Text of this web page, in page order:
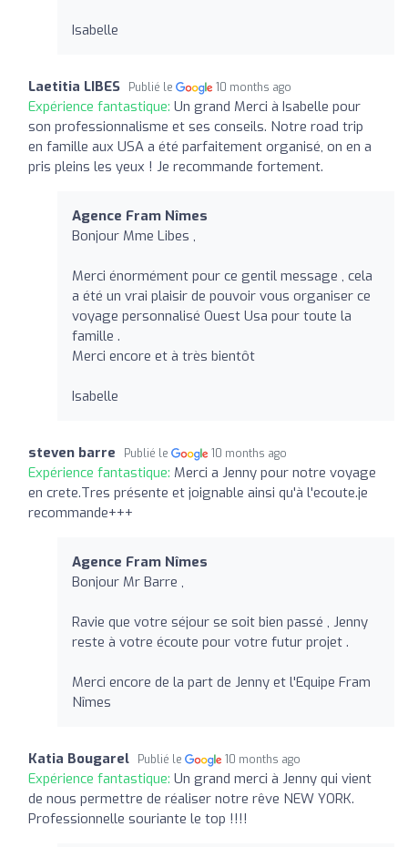
Isabelle
Laetitia LIBES Publié le 10 months ago
Expérience fantastique: Un grand Merci à Isabelle pour
son professionnalisme et ses conseils. Notre road trip
en famille aux USA a été parfaitement organisé, on en a
pris pleins les yeux ! Je recommande fortement.
Agence Fram Nîmes
Bonjour Mme Libes ,
Merci énormément pour ce gentil message , cela
a été un vrai plaisir de pouvoir vous organiser ce
voyage personnalisé Ouest Usa pour toute la
famille .
Merci encore et à très bientôt
Isabelle
steven barre Publié le 10 months ago
Expérience fantastique: Merci a Jenny pour notre voyage
en crete.Tres présente et joignable ainsi qu'à l'ecoute.je
recommande+++
Agence Fram Nîmes
Bonjour Mr Barre ,
Ravie que votre séjour se soit bien passé , Jenny
reste à votre écoute pour votre futur projet .
Merci encore de la part de Jenny et l'Equipe Fram
Nîmes
Katia Bougarel Publié le 10 months ago
Expérience fantastique: Un grand merci à Jenny qui vient
de nous permettre de réaliser notre rêve NEW YORK.
Professionnelle souriante le top !!!!